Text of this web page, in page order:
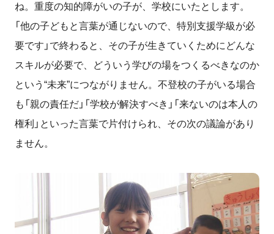
ね。重度の知的障がいの子が、学校にいたとします。
「他の子どもと言葉が通じないので、特別支援学級が必
要です」で終わると、その子が生きていくためにどんな
スキルが必要で、どういう学びの場をつくるべきなのか
という“未来”につながりません。不登校の子がいる場合
も「親の責任だ」「学校が解決すべき」「来ないのは本人の
権利」といった言葉で片付けられ、その次の議論があり
ません。